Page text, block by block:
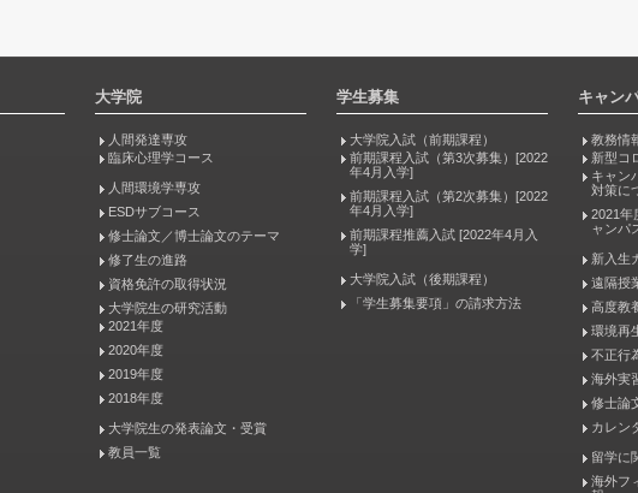
大学院
人間発達専攻
臨床心理学コース
人間環境学専攻
ESDサブコース
修士論文／博士論文のテーマ
修了生の進路
資格免許の取得状況
大学院生の研究活動
2021年度
2020年度
2019年度
2018年度
大学院生の発表論文・受賞
教員一覧
学生募集
大学院入試（前期課程）
前期課程入試（第3次募集）[2022
年4月入学]
前期課程入試（第2次募集）[2022
年4月入学]
前期課程推薦入試 [2022年4月入
学]
大学院入試（後期課程）
「学生募集要項」の請求方法
キャン
教務情
新型コ
キャン
対策に
2021年
ャンパ
新入生
遠隔授
高度教
環境再
不正行
海外実
修士論
カレン
留学に
海外フ